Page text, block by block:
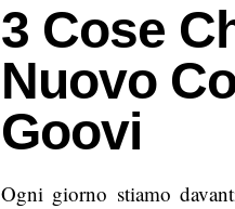
3 Cose
Nuovo
Goovi
Ogni giorno stiamo